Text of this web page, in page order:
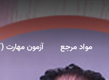
مواد مرجع آزمون مهارت (PT)